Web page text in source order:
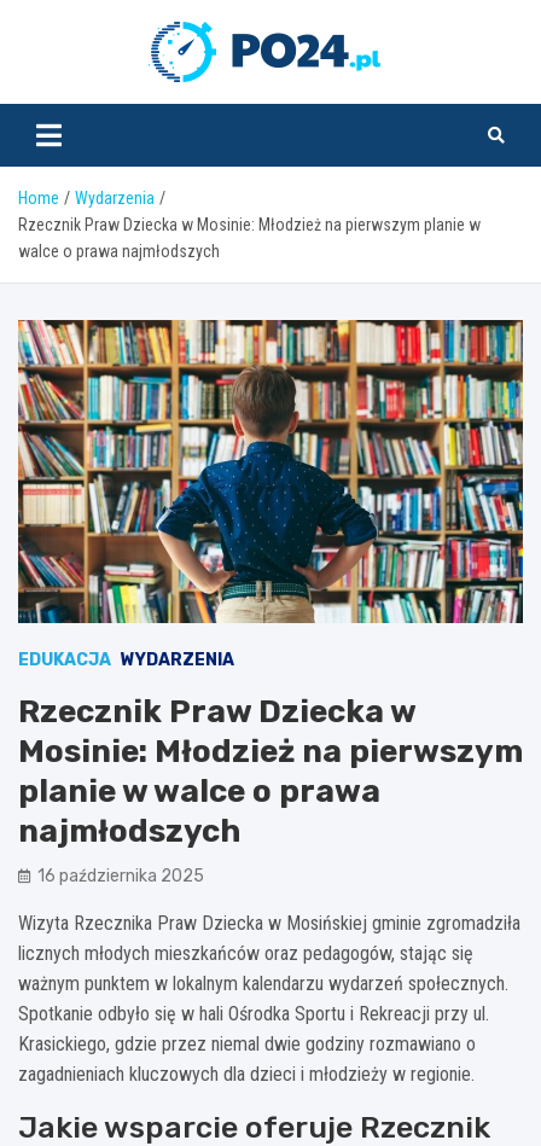
Home
Wydarzenia
Rzecznik Praw Dziecka w Mosinie: Młodzież na pierwszym planie w
walce o prawa najmłodszych
EDUKACJA WYDARZENIA
Rzecznik Praw Dziecka w
Mosinie: Młodzież na pierwszym
planie w walce o prawa
najmłodszych
16 października 2025
Wizyta Rzecznika Praw Dziecka w Mosińskiej gminie zgromadziła
licznych młodych mieszkańców oraz pedagogów, stając się
ważnym punktem w lokalnym kalendarzu wydarzeń społecznych.
Spotkanie odbyło się w hali Ośrodka Sportu i Rekreacji przy ul.
Krasickiego, gdzie przez niemal dwie godziny rozmawiano o
zagadnieniach kluczowych dla dzieci i młodzieży w regionie.
Jakie wsparcie oferuje Rzecznik